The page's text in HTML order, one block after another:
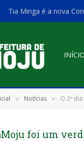
Tia Minga é a nova
INÍCIO
» Notícias » O 2º
foi um